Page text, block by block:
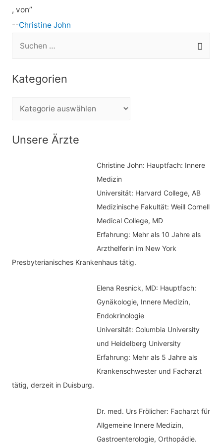
, von”
--Christine John
Kategorien
tUnsere Ärzte
Christine John: Hauptfach: Innere
Medizin
Universität: Harvard College, AB
Medizinische Fakultät: Weill Cornell
Medical College, MD
Erfahrung: Mehr als 10 Jahre als
Arzthelferin im New York
Presbyterianisches Krankenhaus tätig.
Elena Resnick, MD: Hauptfach:
Gynäkologie, Innere Medizin,
Endokrinologie
Universität: Columbia University
und Heidelberg University
Erfahrung: Mehr als 5 Jahre als
Krankenschwester und Facharzt
tätig, derzeit in Duisburg.
Dr. med. Urs Frölicher: Facharzt für
Allgemeine Innere Medizin,
Gastroenterologie, Orthopädie.